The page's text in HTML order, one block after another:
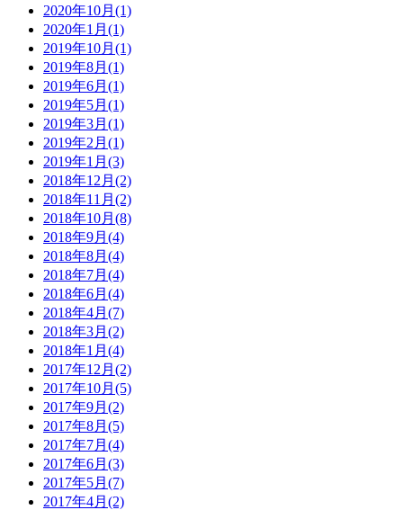
2020年10月(1)
2020年1月(1)
2019年10月(1)
2019年8月(1)
2019年6月(1)
2019年5月(1)
2019年3月(1)
2019年2月(1)
2019年1月(3)
2018年12月(2)
2018年11月(2)
2018年10月(8)
2018年9月(4)
2018年8月(4)
2018年7月(4)
2018年6月(4)
2018年4月(7)
2018年3月(2)
2018年1月(4)
2017年12月(2)
2017年10月(5)
2017年9月(2)
2017年8月(5)
2017年7月(4)
2017年6月(3)
2017年5月(7)
2017年4月(2)